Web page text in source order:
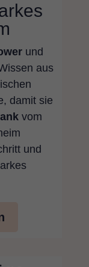
und
aus
damit sie
vom
und